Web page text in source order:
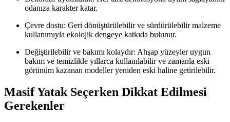
odanıza karakter katar.
Çevre dostu: Geri dönüştürülebilir ve sürdürülebilir malzeme
kullanımıyla ekolojik dengeye katkıda bulunur.
Değiştirilebilir ve bakımı kolaydır: Ahşap yüzeyler uygun
bakım ve temizlikle yıllarca kullanılabilir ve zamanla eski
görünüm kazanan modeller yeniden eski haline getirilebilir.
Masif Yatak Seçerken Dikkat Edilmesi
Gerekenler